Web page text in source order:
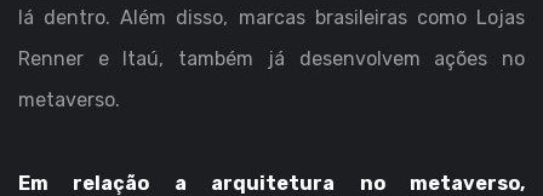
lá dentro. Além disso, marcas brasileiras como Lojas
Renner e Itaú, também já desenvolvem ações no
metaverso.
Em relação a arquitetura no metaverso,